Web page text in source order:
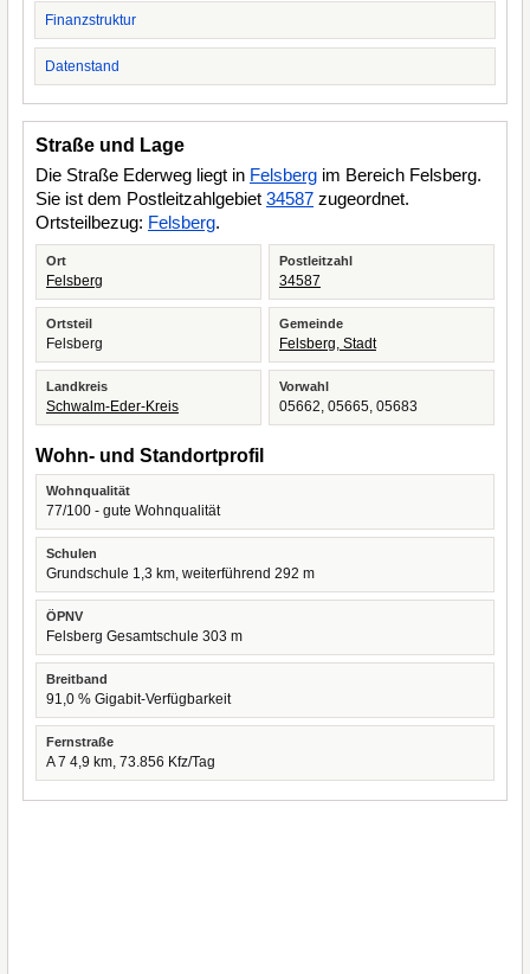
Finanzstruktur
Datenstand
Straße und Lage
Die Straße Ederweg liegt in Felsberg im Bereich Felsberg.
Sie ist dem Postleitzahlgebiet 34587 zugeordnet.
Ortsteilbezug: Felsberg.
Ort
Felsberg
Postleitzahl
34587
Ortsteil
Felsberg
Gemeinde
Felsberg, Stadt
Landkreis
Schwalm-Eder-Kreis
Vorwahl
05662, 05665, 05683
Wohn- und Standortprofil
Wohnqualität
77/100 - gute Wohnqualität
Schulen
Grundschule 1,3 km, weiterführend 292 m
ÖPNV
Felsberg Gesamtschule 303 m
Breitband
91,0 % Gigabit-Verfügbarkeit
Fernstraße
A 7 4,9 km, 73.856 Kfz/Tag